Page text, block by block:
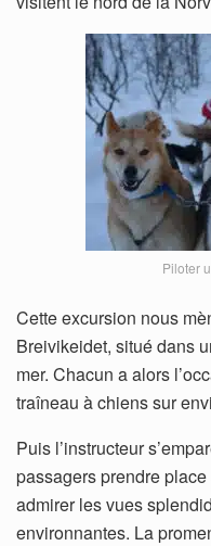
Piloter
Cette excursion nous
Breivikeidet, situé dans
mer. Chacun a alors
traîneau à chiens sur
Puis l’instructeur
passagers prendre
admirer les vues
environnantes. La